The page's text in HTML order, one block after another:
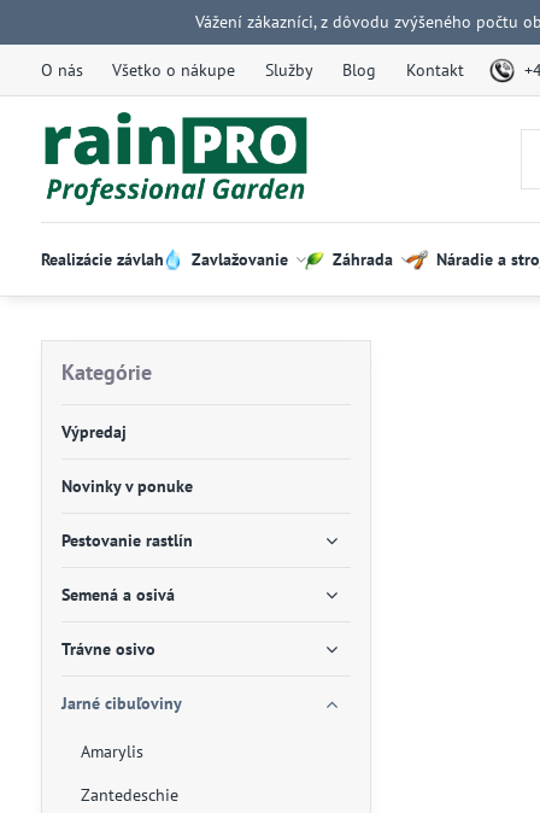
Vážení zákazníci, z dôvodu zvýšeného počtu
O nás Všetko o nákupe Služby Blog Kontakt
Realizácie závlah Zavlažovanie Záhrada Náradie a
Kategórie
Výpredaj
Novinky v ponuke
Pestovanie rastlín
Semená a osivá
Trávne osivo
Jarné cibuľoviny
Amarylis
Zantedeschie